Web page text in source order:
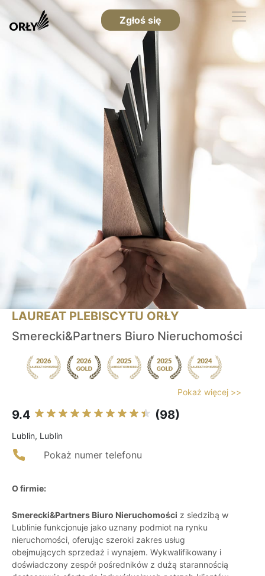
Zgłoś się
LAUREAT PLEBISCYTU ORŁY
Smerecki&Partners Biuro Nieruchomości
Pokaż więcej >>
9.4 (98)
Lublin, Lublin
Pokaż numer telefonu
O firmie:
Smerecki&Partners Biuro Nieruchomości z siedzibą w
Lublinie funkcjonuje jako uznany podmiot na rynku
nieruchomości, oferując szeroki zakres usług
obejmujących sprzedaż i wynajem. Wykwalifikowany i
doświadczony zespół pośredników z dużą starannością